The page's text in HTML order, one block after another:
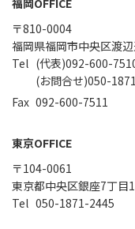
福岡OFFICE
〒810-0004
福岡県福岡市中央区渡
(代表)092-600-
(お問合せ)050-
092-600-7511
東京OFFICE
〒104-0061
東京都中央区銀座7丁目
050-1871-2445